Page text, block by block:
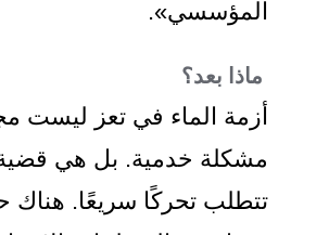
المؤسسي».
ماذا بعد؟
أزمة الماء في تعز ليست
مشكلة خدمية. بل هي قضية
تتطلب تحركًا سريعًا. هناك